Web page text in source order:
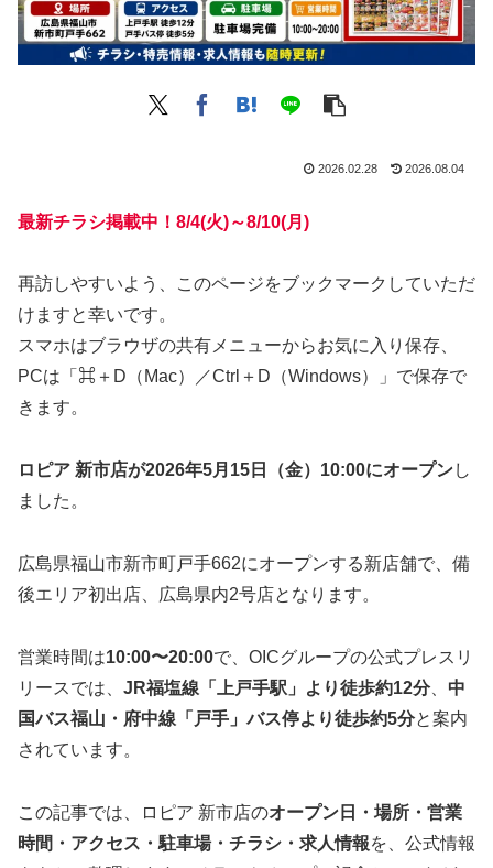
2026.02.28 2026.08.04
最新チラシ掲載中！8/4(火)～8/10(月)
再訪しやすいよう、このページをブックマークしていただ
けますと幸いです。
スマホはブラウザの共有メニューからお気に入り保存、
PCは「⌘＋D（Mac）／Ctrl＋D（Windows）」で保存で
きます。
ロピア 新市店が2026年5月15日（金）10:00にオープンし
ました。
広島県福山市新市町戸手662にオープンする新店舗で、備
後エリア初出店、広島県内2号店となります。
営業時間は10:00〜20:00で、OICグループの公式プレスリ
リースでは、 JR福塩線「上戸手駅」より徒歩約12分、 中
国バス福山・府中線「戸手」バス停より徒歩約5分と案内
されています。
この記事では、ロピア 新市店のオープン日・場所・営業
時間・アクセス・駐車場・チラシ・求人情報を、公式情報